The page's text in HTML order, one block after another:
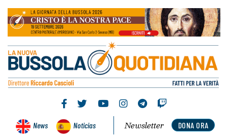
News Noticias DONA ORA
Newsletter